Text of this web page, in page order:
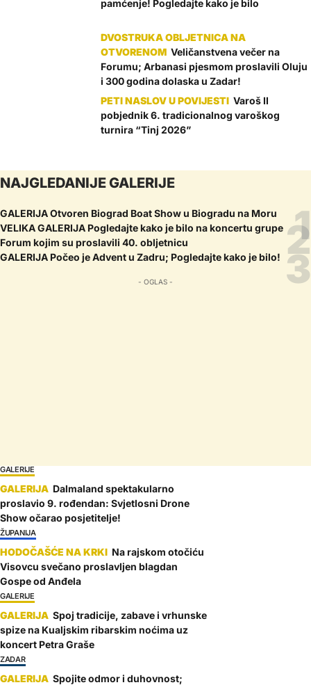
pamćenje! Pogledajte kako je bilo
Veličanstvena večer na
Forumu; Arbanasi pjesmom proslavili Oluju
i 300 godina dolaska u Zadar!
Varoš II
pobjednik 6. tradicionalnog varoškog
turnira “Tinj 2026”
NAJGLEDANIJE GALERIJE
GALERIJA Otvoren Biograd Boat Show u Biogradu na Moru
VELIKA GALERIJA Pogledajte kako je bilo na koncertu grupe
Forum kojim su proslavili 40. obljetnicu
GALERIJA Počeo je Advent u Zadru; Pogledajte kako je bilo!
- OGLAS -
GALERIJE
Dalmaland spektakularno
proslavio 9. rođendan: Svjetlosni Drone
Show očarao posjetitelje!
ŽUPANIJA
Na rajskom otočiću
Visovcu svečano proslavljen blagdan
Gospe od Anđela
GALERIJE
Spoj tradicije, zabave i vrhunske
spize na Kualjskim ribarskim noćima uz
koncert Petra Graše
ZADAR
Spojite odmor i duhovnost;